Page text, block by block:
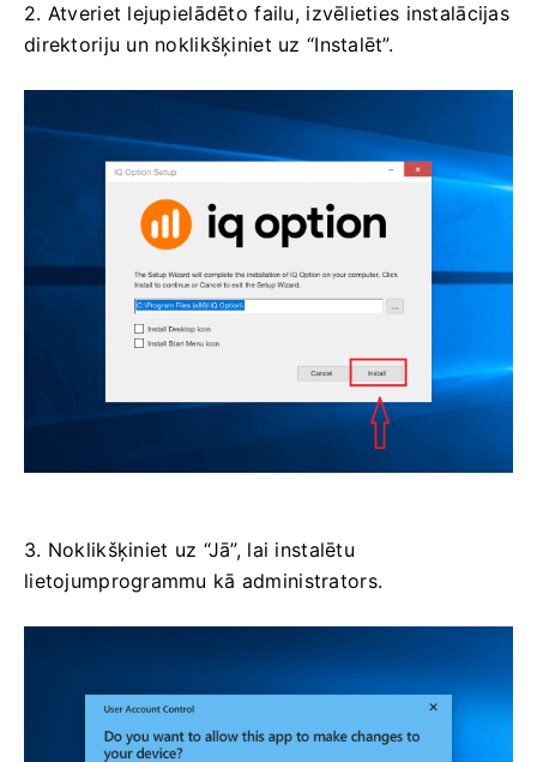
2. Atveriet lejupielādēto failu, izvēlieties instalācijas
direktoriju un noklikšķiniet uz “Instalēt”.
3. Noklikšķiniet uz “Jā”, lai instalētu
lietojumprogrammu kā administrators.